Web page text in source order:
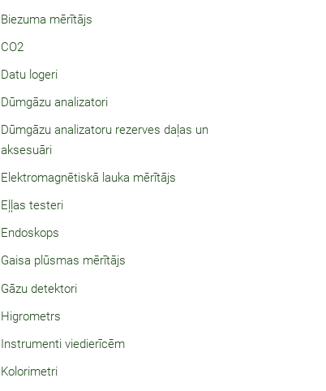
Biezuma mērītājs
CO2
Datu logeri
Dūmgāzu analizatori
Dūmgāzu analizatoru rezerves daļas un
aksesuāri
Elektromagnētiskā lauka mērītājs
Eļļas testeri
Endoskops
Gaisa plūsmas mērītājs
Gāzu detektori
Higrometrs
Instrumenti viedierīcēm
Kolorimetri